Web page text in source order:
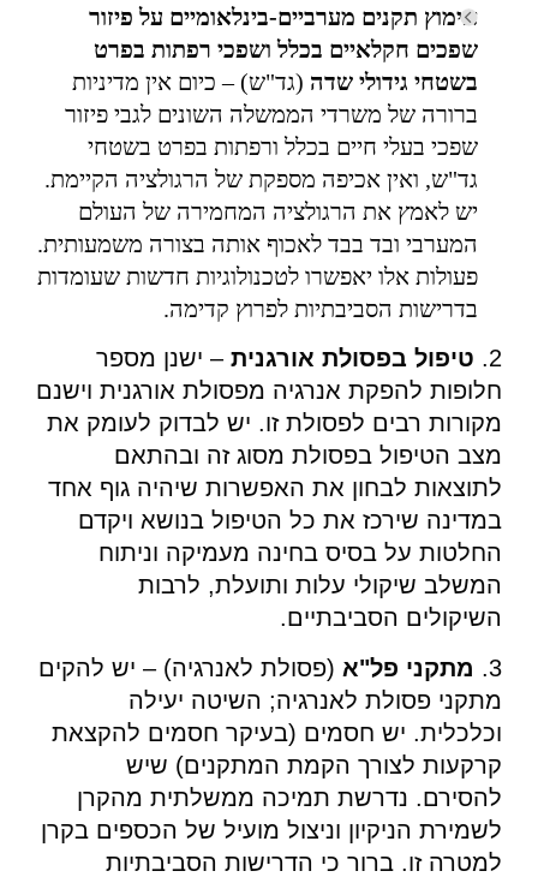
אימוץ תקנים מערביים-בינלאומיים על פיזור
שפכים חקלאיים בכלל ושפכי רפתות בפרט
בשטחי גידולי שדה (גד"ש) – כיום אין מדיניות
ברורה של משרדי הממשלה השונים לגבי פיזור
שפכי בעלי חיים בכלל ורפתות בפרט בשטחי
גד"ש, ואין אכיפה מספקת של הרגולציה הקיימת.
יש לאמץ את הרגולציה המחמירה של העולם
המערבי ובד בבד לאכוף אותה בצורה משמעותית.
פעולות אלו יאפשרו לטכנולוגיות חדשות שעומדות
בדרישות הסביבתיות לפרוץ קדימה.
2.
טיפול בפסולת אורגנית – ישנן מספר
חלופות להפקת אנרגיה מפסולת אורגנית וישנם
מקורות רבים לפסולת זו. יש לבדוק לעומק את
מצב הטיפול בפסולת מסוג זה ובהתאם
לתוצאות לבחון את האפשרות שיהיה גוף אחד
במדינה שירכז את כל הטיפול בנושא ויקדם
החלטות על בסיס בחינה מעמיקה וניתוח
המשלב שיקולי עלות ותועלת, לרבות
השיקולים הסביבתיים.
3.
מתקני פל"א (פסולת לאנרגיה) – יש להקים
מתקני פסולת לאנרגיה; השיטה יעילה
וכלכלית. יש חסמים (בעיקר חסמים להקצאת
קרקעות לצורך הקמת המתקנים) שיש
להסירם. נדרשת תמיכה ממשלתית מהקרן
לשמירת הניקיון וניצול מועיל של הכספים בקרן
למטרה זו. ברור כי הדרישות הסביבתיות